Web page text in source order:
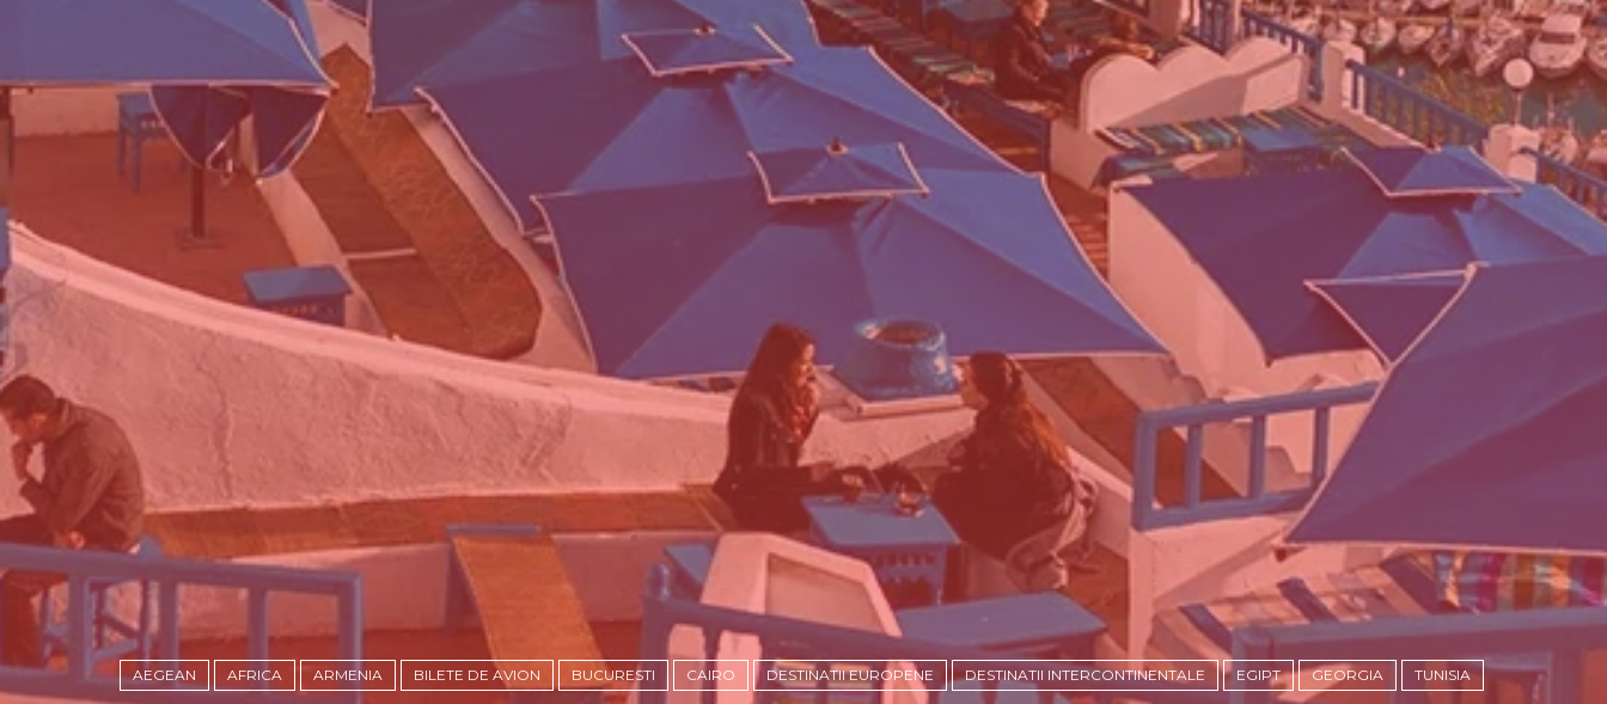
AEGEAN AFRICA ARMENIA BILETE DE AVION BUCURESTI CAIRO DESTINATII EUROPENE DESTINATII INTERCONTINENTALE EGIPT GEORGIA TUNISIA